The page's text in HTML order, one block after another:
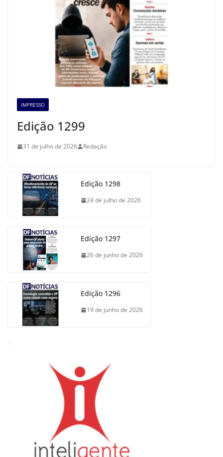
IMPRESSO
Edição 1299
31 de julho de 2026 Redação
Edição 1298
24 de julho de 2026
Edição 1297
26 de junho de 2026
Edição 1296
19 de junho de 2026